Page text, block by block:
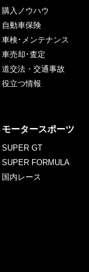
購入ノウハウ
自動車保険
車検･メンテナンス
車売却･査定
道交法・交通事故
役立つ情報
モータースポーツ
SUPER GT
SUPER FORMULA
国内レース